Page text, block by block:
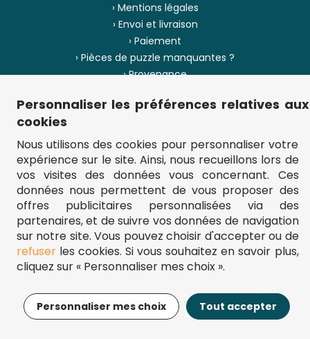
26,95€ Ajouter au panier
› Mentions légales
› Envoi et livraison
› Paiement
› Pièces de puzzle manquantes ?
› Provenance
› Plan du site
** Frais d'envoi = 6,95 € (France) / gratuit à partir de 45 €.
fou-de-puzzle.com : le site référence pour acheter des puzzles de
qualité à bon prix.
© Fou-de-puzzle.com 2011 - 2026
Personnaliser les préférences relatives aux
cookies
Nous utilisons des cookies pour personnaliser votre
expérience sur le site. Ainsi, nous recueillons lors de
vos visites des données vous concernant. Ces
données nous permettent de vous proposer des
offres publicitaires personnalisées via des
partenaires, et de suivre vos données de navigation
sur notre site. Vous pouvez choisir d'accepter ou de
refuserles cookies. Si vous souhaitez en savoir plus,
cliquez sur « Personnaliser mes choix ».
Personnaliser mes choix Tout accepter